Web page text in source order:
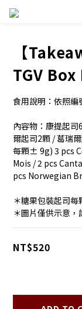
【
TGV Box
食用說明：依照編
內容物：康提起
爾起司2顆 / 葛瑞
每顆± 9g) 3 pcs
Mois / 2 pcs
pcs Norwegian
＊糖果包裝起司
＊圖片僅供示意
NT$520